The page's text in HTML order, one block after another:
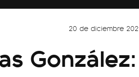
20 de diciembre
González: